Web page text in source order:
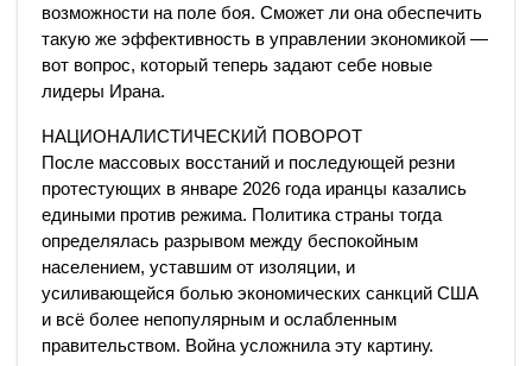
возможности на поле боя. Сможет ли она обеспечить
такую же эффективность в управлении экономикой —
вот вопрос, который теперь задают себе новые
лидеры Ирана.
НАЦИОНАЛИСТИЧЕСКИЙ ПОВОРОТ
После массовых восстаний и последующей резни
протестующих в январе 2026 года иранцы казались
едиными против режима. Политика страны тогда
определялась разрывом между беспокойным
населением, уставшим от изоляции, и
усиливающейся болью экономических санкций США
и всё более непопулярным и ослабленным
правительством. Война усложнила эту картину.